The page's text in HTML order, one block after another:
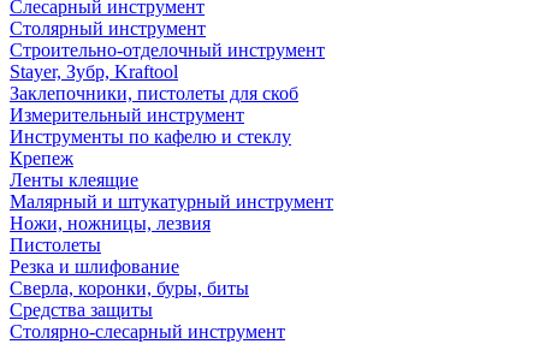
Слесарный инструмент
Столярный инструмент
Строительно-отделочный инструмент
Stayer, Зубр, Kraftool
Заклепочники, пистолеты для скоб
Измерительный инструмент
Инструменты по кафелю и стеклу
Крепеж
Ленты клеящие
Малярный и штукатурный инструмент
Ножи, ножницы, лезвия
Пистолеты
Резка и шлифование
Сверла, коронки, буры, биты
Средства защиты
Столярно-слесарный инструмент